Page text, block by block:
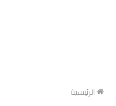
الرئيسية